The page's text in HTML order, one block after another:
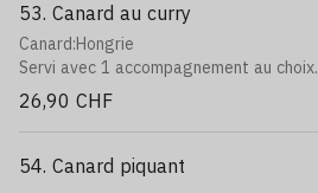
53. Canard au curry
Canard:Hongrie
Servi avec 1 accompagnement au choix.
26,90 CHF
54. Canard piquant